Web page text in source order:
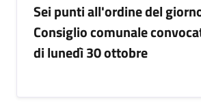
Sei punti all'ordine del
Consiglio comunale
di lunedì 30 ottobre